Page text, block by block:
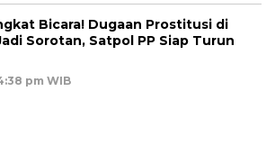
Bicara! Dugaan Prostitusi di
Sorotan, Satpol PP Siap Turun
pm WIB